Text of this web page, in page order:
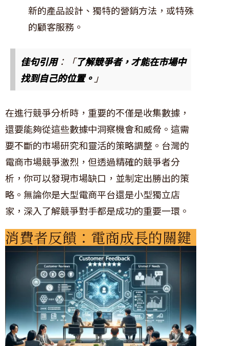
新的產品設計、獨特的營銷方法，或特殊
的顧客服務。
佳句引用：「了解競爭者，才能在市場中
找到自己的位置。 」
在進行競爭分析時，重要的不僅是收集數據，
還要能夠從這些數據中洞察機會和威脅。這需
要不斷的市場研究和靈活的策略調整。台灣的
電商市場競爭激烈，但透過精確的競爭者分
析，你可以發現市場缺口，並制定出勝出的策
略。無論你是大型電商平台還是小型獨立店
家，深入了解競爭對手都是成功的重要一環。
消費者反饋：電商成長的關鍵